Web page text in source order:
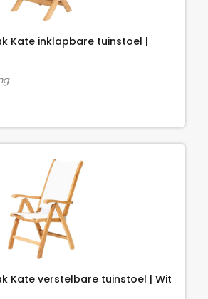
Kate inklapbare tuinstoel |
Kate verstelbare tuinstoel | Wit